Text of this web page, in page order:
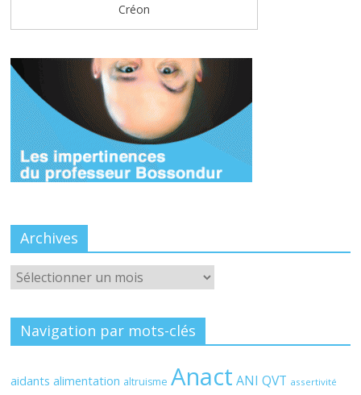
Créon
Archives
Archives
Navigation par mots-clés
aidants alimentation altruisme Anact ANI QVT assertivité